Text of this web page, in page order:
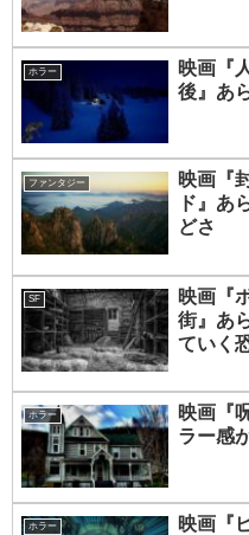
ホラー
映画『
後』あ
ファンタジー
映画『
ド』あ
どさ
SF
映画『
街』あ
ていく
ホラー
映画『
ラー感
ホラー
映画『